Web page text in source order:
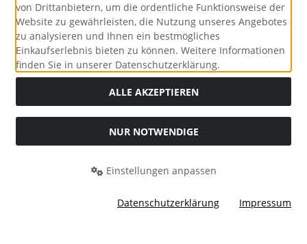
Alle Preise inkl. gesetzl. MwSt. zzgl.Versandkosten
durchgestrichenen Preise entsprechen dem bisherigen Preis
Merrys Bastelstübchen - Der kreative Shop für Bastelfans. ©
von Drittanbietern, um die ordentliche Funktionsweise der
Website zu gewährleisten, die Nutzung unseres Angebotes
zu analysieren und Ihnen ein bestmögliches
Einkaufserlebnis bieten zu können. Weitere Informationen
finden Sie in unserer Datenschutzerklärung.
ALLE AKZEPTIEREN
NUR NOTWENDIGE
Einstellungen anpassen
Datenschutzerklärung Impressum